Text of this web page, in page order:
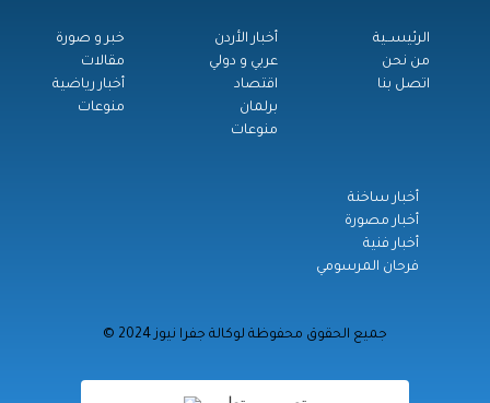
الرئيســية
من نحن
اتصل بنا
أخبار الأردن
عربي و دولي
اقتصاد
برلمان
منوعات
خبر و صورة
مقالات
أخبار رياضية
منوعات
أخبار ساخنة
أخبار مصورة
أخبار فنية
فرحان المرسومي
© جميع الحقوق محفوظة لوكالة جفرا نيوز 2024